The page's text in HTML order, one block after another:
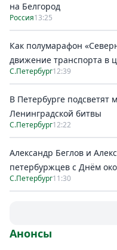
на Белгород
Россия13:25
Как полумарафон
движение транспорта в
С.Петербург12:39
В Петербурге подсветят
Ленинградской битвы
С.Петербург12:22
Александр Беглов и
петербуржцев с Днём
С.Петербург11:30
Анонсы